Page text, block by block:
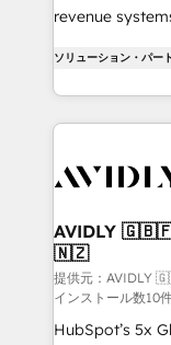
revenue
Partner, we
planning and
the
Healthcare -
we help: ✔️ Full
optimization ✔️
and reporting
and workflow
programs, training,
ソリューション・パー
AVIDLY
🇳🇿
提供元：
インストール数10
HubSpot’s 5x